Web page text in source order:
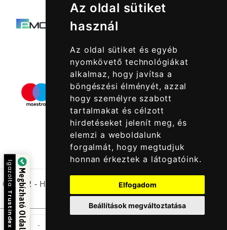
Az oldal sütiket
használ
Az oldal sütiket és egyéb
nyomkövető technológiákat
alkalmaz, hogy javítsa a
böngészési élményét, azzal
hogy személyre szabott
tartalmakat és célzott
hirdetéseket jelenít meg, és
elemzi a weboldalunk
forgalmát, hogy megtudjuk
honnan érkeztek a látogatóink.
Elfogadom
Beállítások megváltoztatása
-
© 2022 - Halcatraz Kft.
Megbízható Oldal
Igazolta:
Trustindex